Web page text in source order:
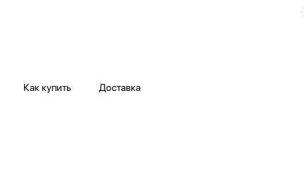
Как купить Доставка